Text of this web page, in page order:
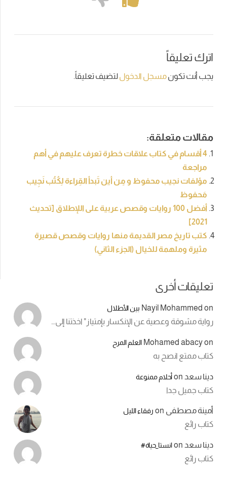
اترك تعليقاً
يجب أنت تكونمسجل الدخوللتضيف تعليقاً.
مقالات متعلقة:
4 أقسام في كتاب علاقات خطرة تعرف عليهم في أهم
مراجعة
مؤلفات نجيب محفوظ و مِن أين تَبدأ القِراءة لِكُتُب نَجِيب
مَحفوظ
أفضل 100 روايات وقصص عربية على اللإطلاق [تحديث
2021]
كتب تاريخ مصر القديمة منها روايات وقصص قصيرة
مثيرة وملهمة للخيال (الجزء الثاني)
تعليقات أخرى
Nayil Mohammed on بين الأطلال
رواية مشوقة وعصية عن الإنكسار بإمتياز" اخذتنا إلى…
Mohamed abacyon العلم المرح
كتاب ممتع انصح به
دينا سعد onأحلام ممنوعة
كتاب جميل جدا
أمينة مصطفى on رفقاء الليل
كتاب رائع
دينا سعد onانستا_حياة#
كتاب رائع